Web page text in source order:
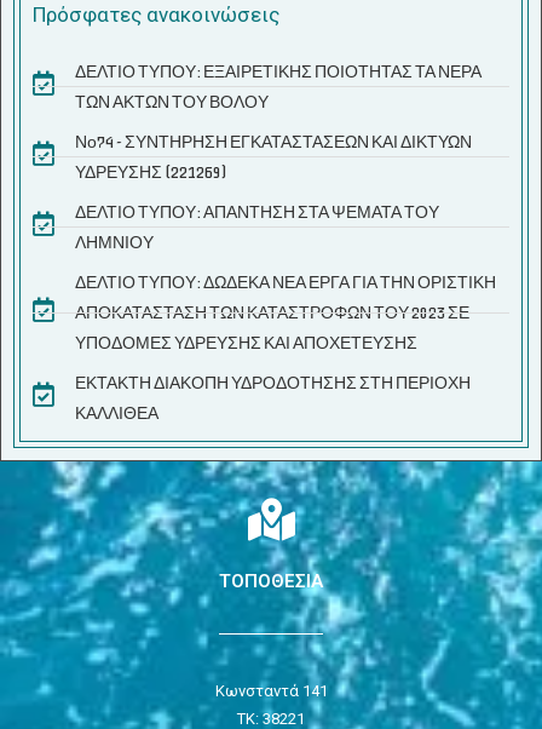
Πρόσφατες ανακοινώσεις
ΔΕΛΤΙΟ ΤΥΠΟΥ: ΕΞΑΙΡΕΤΙΚΗΣ ΠΟΙΟΤΗΤΑΣ ΤΑ ΝΕΡΑ
ΤΩΝ ΑΚΤΩΝ ΤΟΥ ΒΟΛΟΥ
Νο74 - ΣΥΝΤΗΡΗΣΗ ΕΓΚΑΤΑΣΤΑΣΕΩΝ ΚΑΙ ΔΙΚΤΥΩΝ
ΥΔΡΕΥΣΗΣ (221269)
ΔΕΛΤΙΟ ΤΥΠΟΥ: ΑΠΑΝΤΗΣΗ ΣΤΑ ΨΕΜΑΤΑ ΤΟΥ
ΛΗΜΝΙΟΥ
ΔΕΛΤΙΟ ΤΥΠΟΥ: ΔΩΔΕΚΑ ΝΕΑ ΕΡΓΑ ΓΙΑ ΤΗΝ ΟΡΙΣΤΙΚΗ
ΑΠΟΚΑΤΑΣΤΑΣΗ ΤΩΝ ΚΑΤΑΣΤΡΟΦΩΝ ΤΟΥ 2023 ΣΕ
ΥΠΟΔΟΜΕΣ ΥΔΡΕΥΣΗΣ ΚΑΙ ΑΠΟΧΕΤΕΥΣΗΣ
ΕΚΤΑΚΤΗ ΔΙΑΚΟΠΗ ΥΔΡΟΔΟΤΗΣΗΣ ΣΤΗ ΠΕΡΙΟΧΗ
ΚΑΛΛΙΘΕΑ
ΤΟΠΟΘΕΣΙΑ
Κωνσταντά 141
ΤΚ: 38221